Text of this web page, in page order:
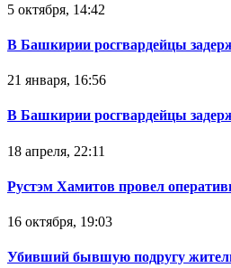
5 октября, 14:42
В Башкирии росгвардейцы
21 января, 16:56
В Башкирии росгвардейцы
18 апреля, 22:11
Рустэм Хамитов провел
16 октября, 19:03
Убивший бывшую подругу